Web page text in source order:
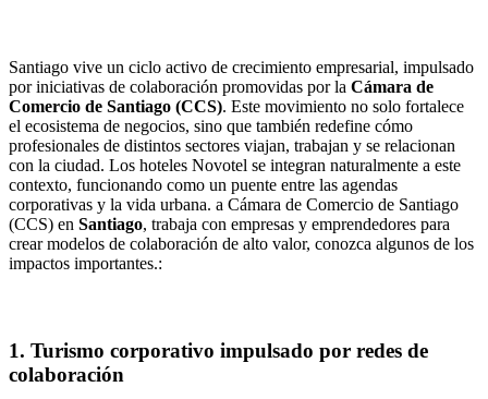
Santiago vive un ciclo activo de crecimiento empresarial, impulsado
por iniciativas de colaboración promovidas por la Cámara de
Comercio de Santiago (CCS). Este movimiento no solo fortalece
el ecosistema de negocios, sino que también redefine cómo
profesionales de distintos sectores viajan, trabajan y se relacionan
con la ciudad. Los hoteles Novotel se integran naturalmente a este
contexto, funcionando como un puente entre las agendas
corporativas y la vida urbana. a Cámara de Comercio de Santiago
(CCS) en Santiago, trabaja con empresas y emprendedores para
crear modelos de colaboración de alto valor, conozca algunos de los
impactos importantes.:
1. Turismo corporativo impulsado por redes de
colaboración